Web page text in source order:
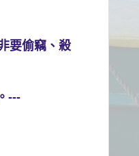
要偷竊、殺
---